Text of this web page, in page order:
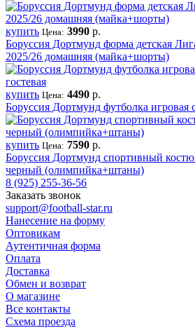
купить Цена: 3990 р.
Боруссия Дортмунд форма детская
2025/26 домашняя (майка+шорты)
купить Цена: 4490 р.
Боруссия Дортмунд футболка игровая
купить Цена: 7590 р.
Боруссия Дортмунд спортивный
черный (олимпийка+штаны)
8 (925) 255-36-56
Заказать звонок
support@football-star.ru
Нанесение на форму
Оптовикам
Аутентичная форма
Оплата
Доставка
Обмен и возврат
О магазине
Все контакты
Схема проезда